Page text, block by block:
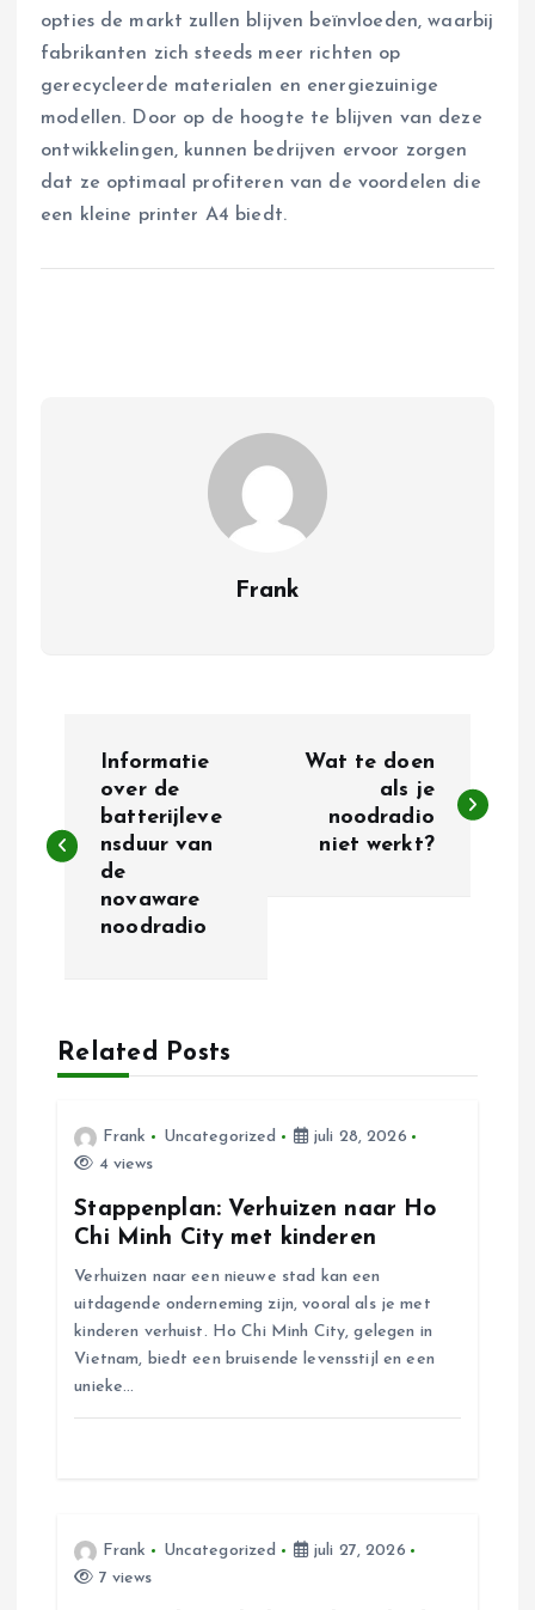
opties de markt zullen blijven beïnvloeden, waarbij
fabrikanten zich steeds meer richten op
gerecycleerde materialen en energiezuinige
modellen. Door op de hoogte te blijven van deze
ontwikkelingen, kunnen bedrijven ervoor zorgen
dat ze optimaal profiteren van de voordelen die
een kleine printer A4 biedt.
Frank
r
h
t
Informatie
over de
batterijleve
nsduur van
de
novaware
noodradio
Wat te doen
als je
noodradio
niet werkt?
Related Posts
Frank Uncategorized
juli 28, 2026
4 views
Stappenplan: Verhuizen naar Ho
Chi Minh City met kinderen
Verhuizen naar een nieuwe stad kan een
uitdagende onderneming zijn, vooral als je met
kinderen verhuist. Ho Chi Minh City, gelegen in
Vietnam, biedt een bruisende levensstijl en een
unieke…
Frank Uncategorized
juli 27, 2026
7 views